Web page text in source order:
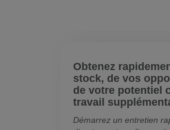
Obtenez
stock, de vos
de votre potentiel
travail
Démarrez un entretien